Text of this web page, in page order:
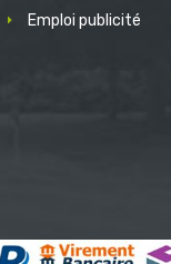
Emploi publicité